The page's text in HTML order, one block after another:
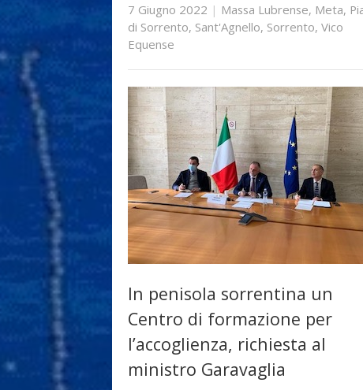
7 Giugno 2022 | Massa Lubrense, Meta,
di Sorrento, Sant'Agnello, Sorrento, Vico
Equense
In penisola sorrentina un
Centro di formazione per
l’accoglienza, richiesta al
ministro Garavaglia